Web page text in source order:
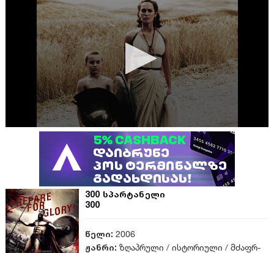
300 სპარტანელი
300
წელი: 2006
ჟანრი: ზღაპრული / ისტორიული / მძაფრ-